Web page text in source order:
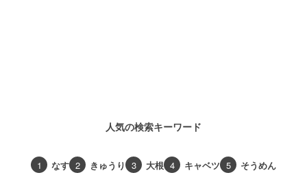
人気の検索キーワード
1 なす 2 きゅうり 3 大根 4 キャベツ 5 そうめん